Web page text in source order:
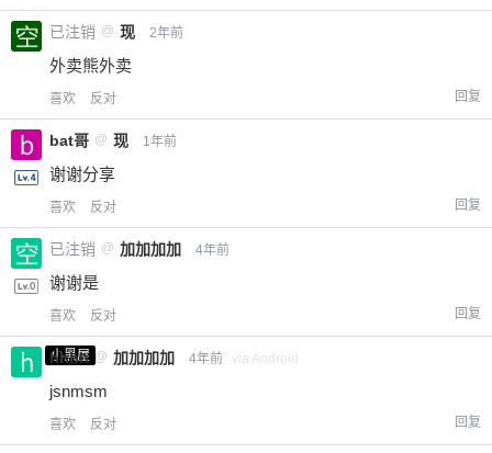
20 50 自定义
已注销 @ 现 2年前
外卖熊外卖
喜欢 反对 回复
bat哥 @ 现 1年前
谢谢分享
喜欢 反对 回复
已注销 @ 加加加加 4年前
谢谢是
喜欢 反对 回复
小黑屋
hhhh @ 加加加加 4年前 via Android
jsnmsm
喜欢 反对 回复